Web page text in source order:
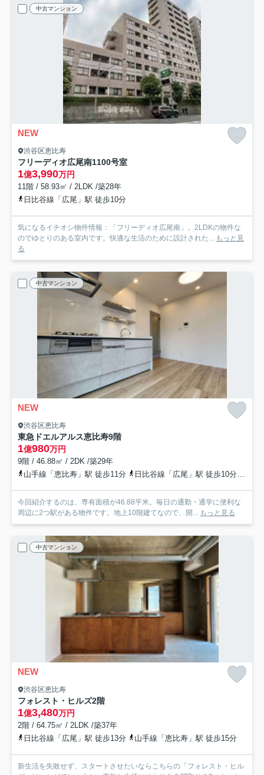
中古マンション
NEW
渋谷区恵比寿
フリーディオ広尾南1100号室
1億3,990万円
11階 / 58.93㎡ / 2LDK /築28年
日比谷線「広尾」駅 徒歩10分
気になるイチオシ物件情報：「フリーディオ広尾南」。2LDKの物件な
のでゆとりのある室内です。快適な生活のために設計された... もっと見
る
中古マンション
NEW
渋谷区恵比寿
東急ドエルアルス恵比寿9階
1億980万円
9階 / 46.88㎡ / 2DK /築29年
山手線「恵比寿」駅 徒歩11分
日比谷線「広尾」駅 徒歩10分
今回紹介するのは、専有面積が46.88平米。毎日の通勤・通学に便利な
周辺に2つ駅がある物件です。地上10階建てなので、開... もっと見る
中古マンション
NEW
渋谷区恵比寿
フォレスト・ヒルズ2階
1億3,480万円
2階 / 64.75㎡ / 2LDK /築37年
日比谷線「広尾」駅 徒歩13分
山手線「恵比寿」駅 徒歩15分
新生活を失敗せず、スタートさせたいならこちらの「フォレスト・ヒル